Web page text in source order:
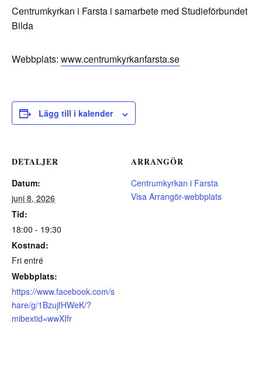
Centrumkyrkan i Farsta i samarbete med Studieförbundet
Bilda
Webbplats: www.centrumkyrkanfarsta.se
Lägg till i kalender
DETALJER
Datum:
juni 8, 2026
Tid:
18:00 - 19:30
Kostnad:
Fri entré
Webbplats:
https://www.facebook.com/s
hare/g/1BzujfHWeK/?
mibextid=wwXIfr
ARRANGÖR
Centrumkyrkan i Farsta
Visa Arrangör-webbplats